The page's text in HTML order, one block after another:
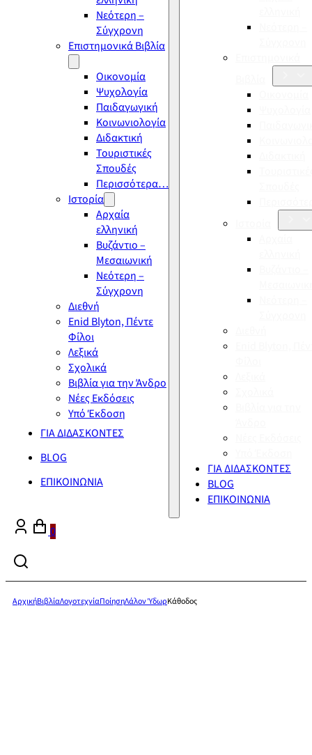
Νεότερη –
Σύγχρονη
Επιστημονικά Βιβλία
Οικονομία
Ψυχολογία
Παιδαγωγική
Κοινωνιολογία
Διδακτική
Τουριστικές
Σπουδές
Περισσότερα…
Ιστορία
Αρχαία
ελληνική
Βυζάντιο –
Μεσαιωνική
Νεότερη –
Σύγχρονη
Διεθνή
Enid Blyton, Πέντε
Φίλοι
Λεξικά
Σχολικά
Βιβλία για την Άνδρο
Νέες Εκδόσεις
Υπό Έκδοση
ΓΙΑ ΔΙΔΑΣΚΟΝΤΕΣ
BLOG
ΕΠΙΚΟΙΝΩΝΙΑ
ΓΙΑ ΔΙΔΑΣΚΟΝΤΕΣ
BLOG
ΕΠΙΚΟΙΝΩΝΙΑ
0
ΑρχικήΒιβλίαΛογοτεχνίαΠοίησηΛάλον ΎδωρΚάθοδος